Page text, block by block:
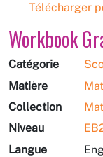
Télécharger
Workbook
Catégorie
Matière
Collection
Niveau
Langue